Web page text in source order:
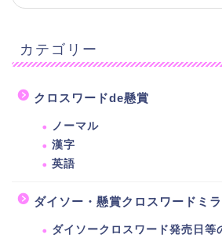
カテゴリー
クロスワードde懸賞
ノーマル
漢字
英語
ダイソー・懸賞クロスワードミ
ダイソークロスワード発売日等